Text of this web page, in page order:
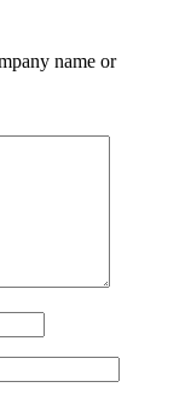
name or